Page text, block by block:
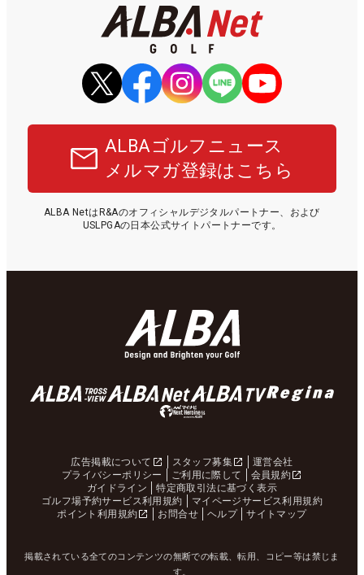
ALBAゴルフニュース
メルマガ登録はこちら
ALBA NetはR&Aのオフィシャルデジタルパートナー、および
USLPGAの日本公式サイトパートナーです。
広告掲載について スタッフ募集
運営会社
プライバシーポリシー
ご利用に際して
会員規約
ガイドライン
特定商取引法に基づく表示
ゴルフ場予約サービス利用規約
マイページサービス利用規約
ポイント利用規約
お問合せ ヘルプ サイトマップ
掲載されている全てのコンテンツの無断での転載、転用、コピー等は禁じま
す。